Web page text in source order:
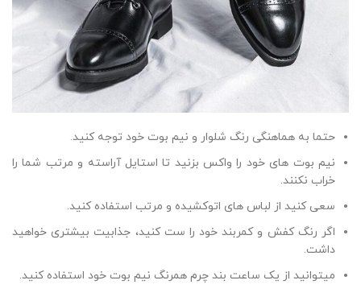
حتما به هماهنگی رنگ شلوار و نیم بوت خود توجه کنید.
نیم بوت های خود را واکس بزنید تا استایل آراسته و مرتب شما را
خراب نکنند.
سعی کنید از لباس های اتوکشیده و مرتب استفاده کنید.
اگر رنگ کفش و کمربند خود را ست کنید، جذابیت بیشتری خواهید
داشت.
میتوانید از یک ساعت بند چرم همرنگ نیم بوت خود استفاده کنید.